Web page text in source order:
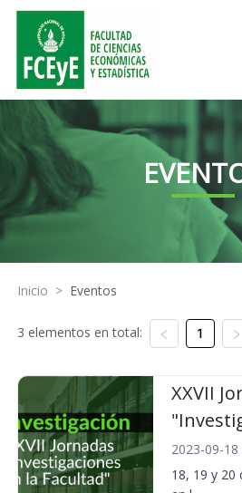
Inicio > Eventos
3 elementos en total: 1
XXVII
2023-09-18
18, 19 y 20